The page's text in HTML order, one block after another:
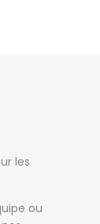
les
ou